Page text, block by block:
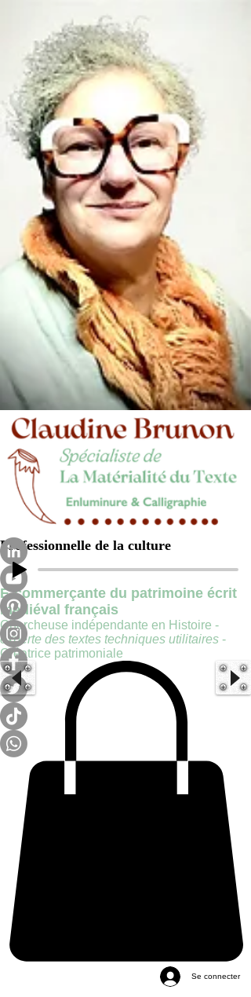
Professionnelle de la culture
E-commerçante du patrimoine écrit
médiéval français
Chercheuse indépendante en Histoire -
experte des textes techniques utilitaires -
Créatrice patrimoniale
Se connecter